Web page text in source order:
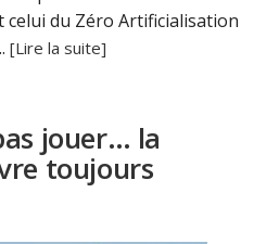
celui du Zéro Artificialisation
[Lire la suite]
jouer… la
toujours